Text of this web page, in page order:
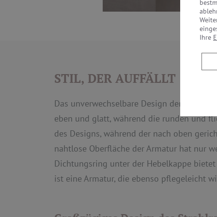
STIL, DER AUFFÄLLT
Das unverwechselbare Design der
eben und glatt, während die runden und
des Designs, während der nach oben
nahtlose Oberfläche der Armatur hat nur
Dichtungsring unter der Hebelkappe
ist eine Armatur, die ebenso pflegeleicht
Ihre